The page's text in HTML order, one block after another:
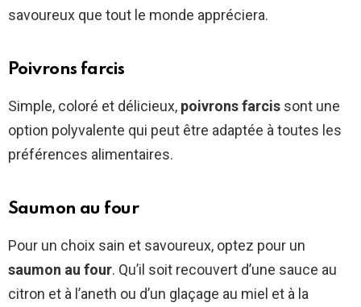
savoureux que tout le monde appréciera.
Poivrons farcis
Simple, coloré et délicieux, poivrons farcis sont une
option polyvalente qui peut être adaptée à toutes les
préférences alimentaires.
Saumon au four
Pour un choix sain et savoureux, optez pour un
saumon au four. Qu’il soit recouvert d’une sauce au
citron et à l’aneth ou d’un glaçage au miel et à la